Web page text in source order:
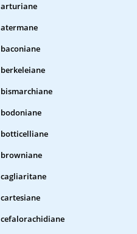
arturiane
atermane
baconiane
berkeleiane
bismarchiane
bodoniane
botticelliane
browniane
cagliaritane
cartesiane
cefalorachidiane